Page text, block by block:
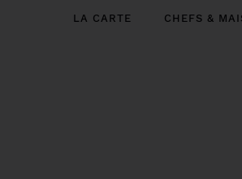
LA CARTE CHEFS &